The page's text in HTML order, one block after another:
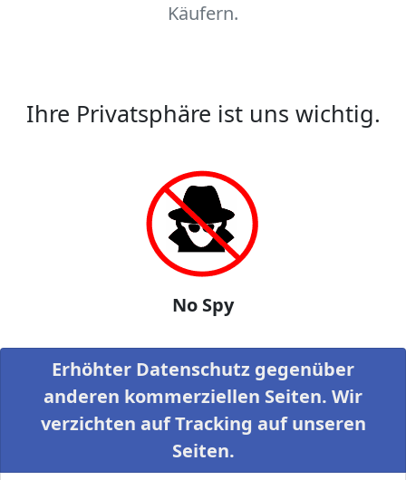
Käufern.
Ihre Privatsphäre ist uns wichtig.
No Spy
Erhöhter Datenschutz gegenüber
anderen kommerziellen Seiten. Wir
verzichten auf Tracking auf unseren
Seiten.